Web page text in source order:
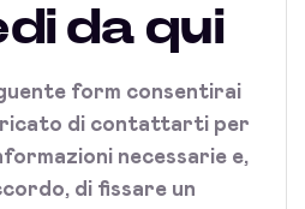
da qui
form consentirai
di contattarti per
necessarie e,
di fissare un